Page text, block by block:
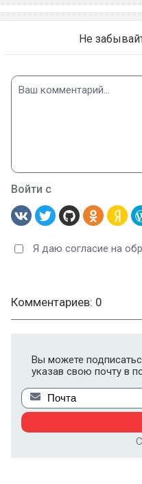
Не
Войти с
Я даю согласие на
Комментариев: 0
Вы можете
указав свою почту в